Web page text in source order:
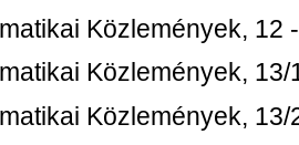
Közlemények, 12
Közlemények,
Közlemények,